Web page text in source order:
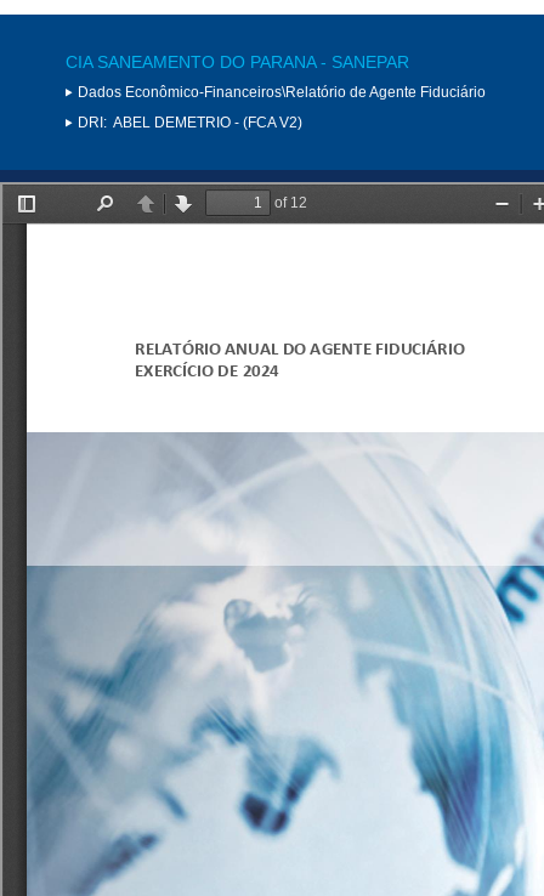
CIA SANEAMENTO DO PARANA - SANEPAR
Dados Econômico-Financeiros\Relatório de Agente Fiduciário
DRI: ABEL DEMETRIO - (FCA V2)